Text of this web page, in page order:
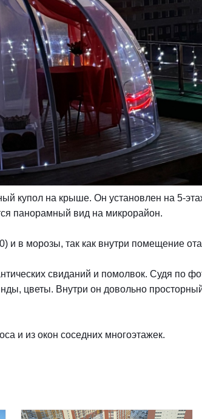
купол на крыше. Он установлен на 5-
панорамный вид на микрорайон.
и в морозы, так как внутри помещение
свиданий и помолвок. Судя по
цветы. Внутри он довольно
и из окон соседних многоэтажек.